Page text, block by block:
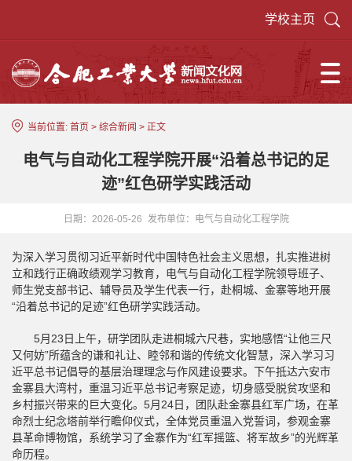
学校主页
当前位置: 首页 > 综合新闻 > 正文
电气与自动化工程学院开展“沿着总书记的足
迹”红色研学实践活动
日期：2026-05-26 发布单位：电气与自动化工程学院
为深入学习贯彻习近平新时代中国特色社会主义思想，扎实推进树
立和践行正确政绩观学习教育，电气与自动化工程学院领导班子、
师生党支部书记、辅导员及学生代表一行，赴桐城、金寨等地开展
“沿着总书记的足迹”红色研学实践活动。
5月23日上午，研学团队走进桐城六尺巷，实地感悟“让他三尺
又何妨”所蕴含的谦和礼让、睦邻和谐的传统文化智慧，深入学习习
近平总书记倡导的基层治理理念与作风建设要求。下午抵达六安市
金寨县大湾村，重温习近平总书记考察足迹，切身感受脱贫攻坚和
乡村振兴带来的巨大变化。5月24日，团队赴金寨县红军广场，在革
命烈士纪念塔前举行瞻仰仪式，全体党员重温入党誓词，参观金寨
县革命博物馆，系统学习了金寨作为“红军摇篮、将军故乡”的光辉革
命历程。